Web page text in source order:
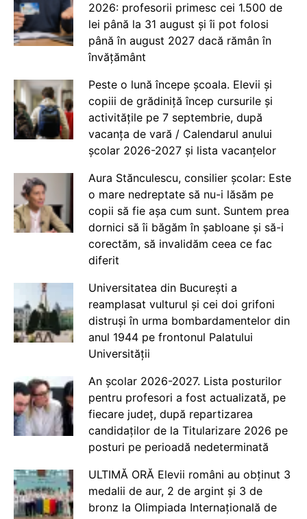
2026: profesorii primesc cei 1.500 de
lei până la 31 august și îi pot folosi
până în august 2027 dacă rămân în
învățământ
Peste o lună începe școala. Elevii și
copiii de grădiniță încep cursurile și
activitățile pe 7 septembrie, după
vacanța de vară / Calendarul anului
școlar 2026-2027 și lista vacanțelor
Aura Stănculescu, consilier școlar: Este
o mare nedreptate să nu-i lăsăm pe
copii să fie așa cum sunt. Suntem prea
dornici să îi băgăm în șabloane și să-i
corectăm, să invalidăm ceea ce fac
diferit
Universitatea din București a
reamplasat vulturul și cei doi grifoni
distruși în urma bombardamentelor din
anul 1944 pe frontonul Palatului
Universității
An școlar 2026-2027. Lista posturilor
pentru profesori a fost actualizată, pe
fiecare județ, după repartizarea
candidaților de la Titularizare 2026 pe
posturi pe perioadă nedeterminată
ULTIMĂ ORĂ Elevii români au obținut 3
medalii de aur, 2 de argint și 3 de
bronz la Olimpiada Internațională de